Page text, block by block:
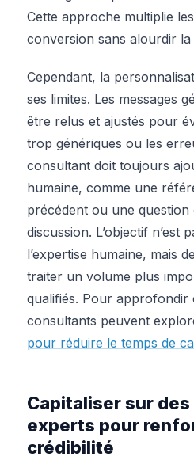
Cette approche multiplie
conversion sans alourdir
Cependant, la
ses limites. Les messages
être relus et ajustés pour
trop génériques ou les
consultant doit toujours
humaine, comme une
précédent ou une
discussion. L’objectif n’est
l’expertise humaine, mais
traiter un volume plus
qualifiés. Pour approfondir
consultants peuvent
pour réduire le temps de
Capitaliser sur
experts pour
crédibilité